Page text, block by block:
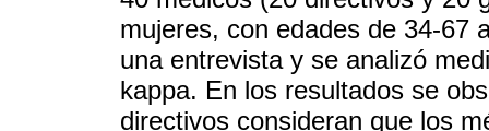
mujeres, con edades de 34-67
una entrevista y se analizó
kappa. En los resultados se
directivos consideran que los